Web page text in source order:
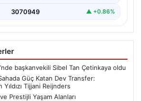
3070949 ▲ +0.86%
başkanvekili Sibel Tan Çetinkaya oldu
Güç Katan Dev Transfer:
Tijjani Reijnders
Prestijli Yaşam Alanları